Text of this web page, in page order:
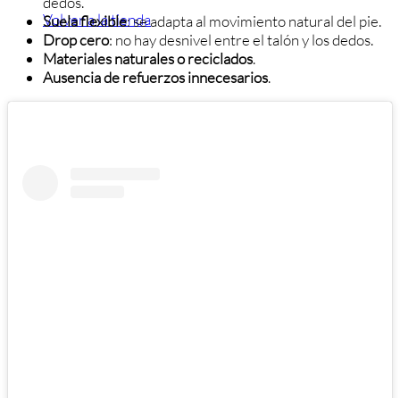
Volver a la tienda
Suela flexible: se adapta al movimiento natural del pie.
Drop cero: no hay desnivel entre el talón y los dedos.
Materiales naturales o reciclados.
Ausencia de refuerzos innecesarios.